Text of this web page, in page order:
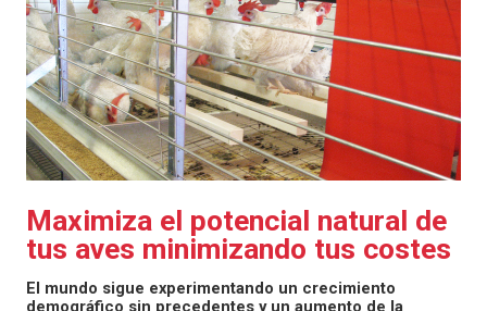
Maximiza el potencial natural de
tus aves minimizando tus costes
El mundo sigue experimentando un crecimiento
demográfico sin precedentes y un aumento de la